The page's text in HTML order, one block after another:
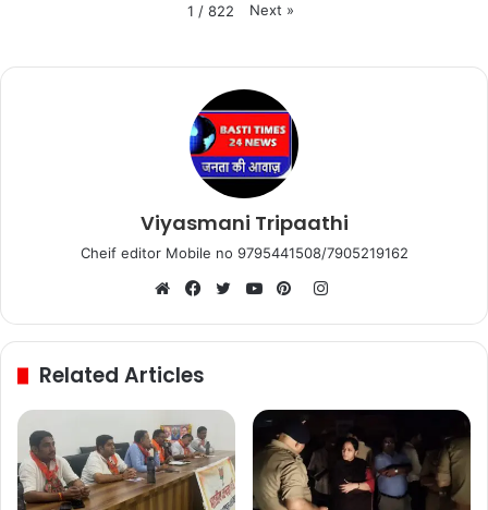
1 / 822 Next »
Viyasmani Tripaathi
Cheif editor Mobile no 9795441508/7905219162
Instagram
Related Articles